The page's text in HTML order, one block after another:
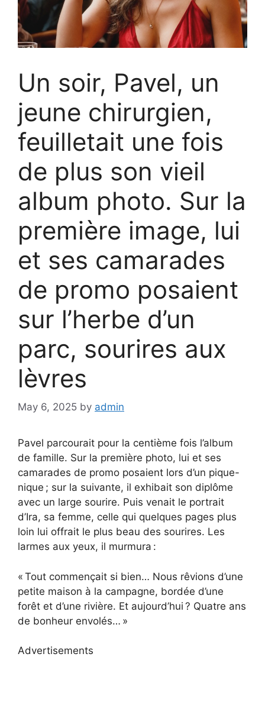
Un soir, Pavel, un
jeune chirurgien,
feuilletait une fois
de plus son vieil
album photo. Sur la
première image, lui
et ses camarades
de promo posaient
sur l’herbe d’un
parc, sourires aux
lèvres
May 6, 2025 by admin
Pavel parcourait pour la centième fois l’album
de famille. Sur la première photo, lui et ses
camarades de promo posaient lors d’un pique-
nique ; sur la suivante, il exhibait son diplôme
avec un large sourire. Puis venait le portrait
d’Ira, sa femme, celle qui quelques pages plus
loin lui offrait le plus beau des sourires. Les
larmes aux yeux, il murmura :
« Tout commençait si bien… Nous rêvions d’une
petite maison à la campagne, bordée d’une
forêt et d’une rivière. Et aujourd’hui ? Quatre ans
de bonheur envolés… »
Advertisements